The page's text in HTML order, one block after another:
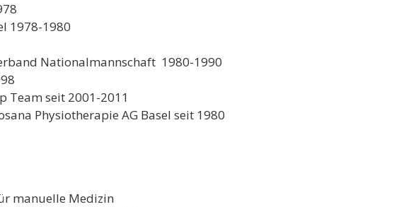
1978-1980
Nationalmannschaft 1980-1990
Team seit 2001-2011
Physiotherapie AG Basel seit 1980
manuelle Medizin